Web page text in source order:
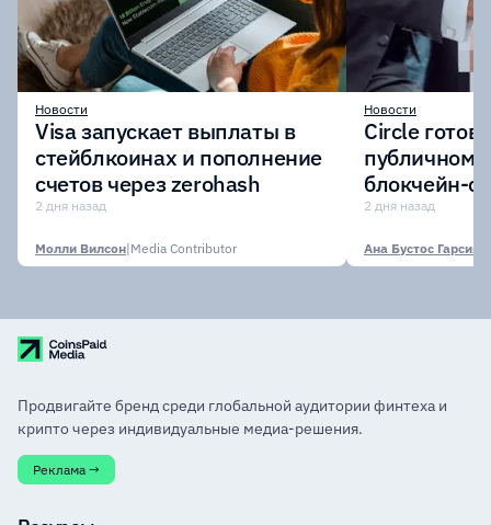
Новости
Visa запускает выплаты в
стейблкоинах и пополнение
счетов через zerohash
2 дня назад
Молли Вилсон|Media Contributor
Новости
Circle
публичному
блокчейн-
участии
2 дня назад
Ана Бустос Гарсия
Продвигайте бренд среди глобальной аудитории финтеха и
крипто через индивидуальные медиа-решения.
Реклама →